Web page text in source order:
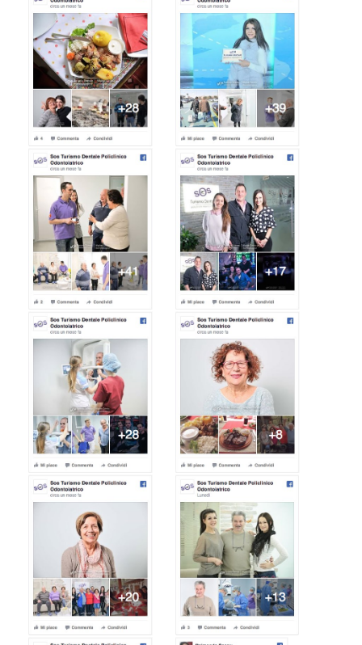
Siamo al completo.
Lascia qua il tuo cellulare e Prenotati.
Abbiamo raggiunto il limite massimo di pazienti per
questo mese. Assicurati un posto lasciando qua il tuo
cellulare. Ti richiamiamo noi!